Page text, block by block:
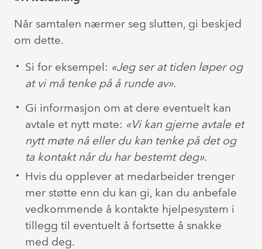
Når samtalen nærmer seg slutten, gi beskjed
om dette.
Si for eksempel: «Jeg ser at tiden løper og
at vi må tenke på å runde av».
Gi informasjon om at dere eventuelt kan
avtale et nytt møte: «Vi kan gjerne avtale et
nytt møte nå eller du kan tenke på det og
ta kontakt når du har bestemt deg».
Hvis du opplever at medarbeider trenger
mer støtte enn du kan gi, kan du anbefale
vedkommende å kontakte hjelpesystem i
tillegg til eventuelt å fortsette å snakke
med deg.